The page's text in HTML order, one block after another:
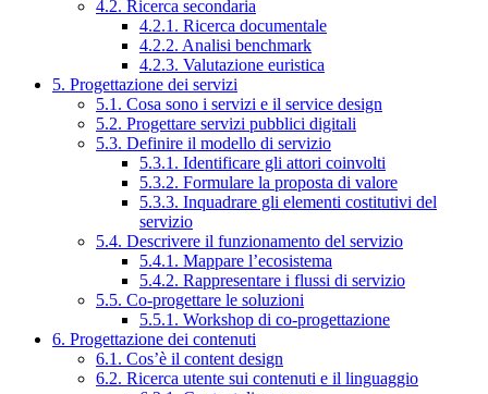
4.2. Ricerca secondaria
4.2.1. Ricerca documentale
4.2.2. Analisi benchmark
4.2.3. Valutazione euristica
5. Progettazione dei servizi
5.1. Cosa sono i servizi e il service design
5.2. Progettare servizi pubblici digitali
5.3. Definire il modello di servizio
5.3.1. Identificare gli attori coinvolti
5.3.2. Formulare la proposta di valore
5.3.3. Inquadrare gli elementi costitutivi del
servizio
5.4. Descrivere il funzionamento del servizio
5.4.1. Mappare l’ecosistema
5.4.2. Rappresentare i flussi di servizio
5.5. Co-progettare le soluzioni
5.5.1. Workshop di co-progettazione
6. Progettazione dei contenuti
6.1. Cos’è il content design
6.2. Ricerca utente sui contenuti e il linguaggio